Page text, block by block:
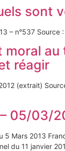
sont
– n°537 Source
moral au
réagir
(extrait)
05/03/
5 Mars 2013
du 11 janvier